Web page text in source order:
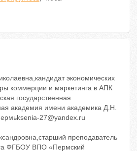
экономических
коммерции и маркетинга в АПК
государственная
академия имени академика Д.Н.
27@yandex.ru
преподаватель
ФГБОУ ВПО «Пермский